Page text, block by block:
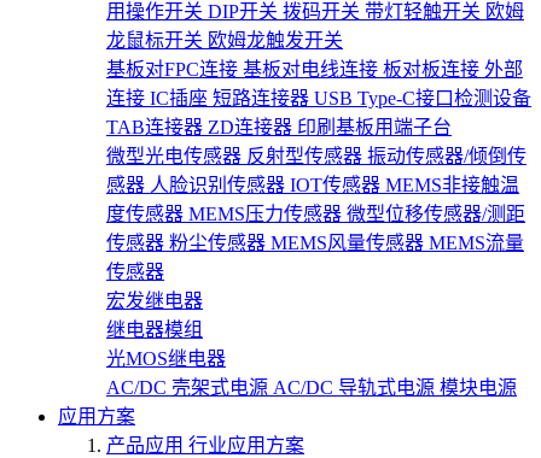
用操作开关 DIP开关 拨码开关 带灯轻触开关 欧姆
龙鼠标开关 欧姆龙触发开关
基板对FPC连接 基板对电线连接 板对板连接 外部
连接 IC插座 短路连接器 USB Type-C接口检测设备
TAB连接器 ZD连接器 印刷基板用端子台
微型光电传感器 反射型传感器 振动传感器/倾倒传
感器 人脸识别传感器 IOT传感器 MEMS非接触温
度传感器 MEMS压力传感器 微型位移传感器/测距
传感器 粉尘传感器 MEMS风量传感器 MEMS流量
传感器
宏发继电器
继电器模组
光MOS继电器
AC/DC 壳架式电源 AC/DC 导轨式电源 模块电源
应用方案
产品应用 行业应用方案